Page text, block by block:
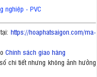
nghiệp - PVC
https://hoaphatsaigon.com/ma-
Chính sách giao hàng
chi tiết nhưng không ảnh hưởng